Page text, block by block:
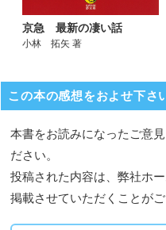
京急 最新の凄い話
小林 拓矢 著
この本の感想をおよせ下さ
本書をお読みになったご意
ださい。
投稿された内容は、弊社ホ
掲載させていただくことがご